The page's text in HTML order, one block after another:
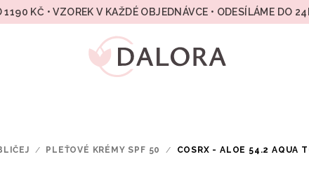
1190 KČ • VZOREK V KAŽDÉ OBJEDNÁVCE • ODESÍLÁME DO
/ PLEŤOVÉ KRÉMY SPF 50 /
COSRX - ALOE 54.2 AQUA